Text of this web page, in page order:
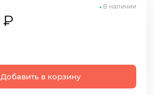
₽
Добавить в корзину
В наличии